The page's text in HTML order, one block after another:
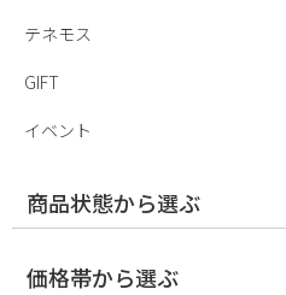
テネモス
GIFT
イベント
商品状態から選ぶ
価格帯から選ぶ